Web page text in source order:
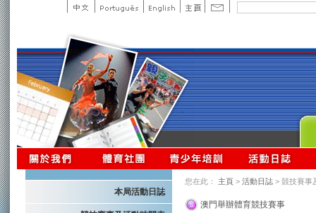
本局活動日誌
您在此： 主頁 > 活動日誌 > 競技賽事
澳門舉辦體育競技賽事